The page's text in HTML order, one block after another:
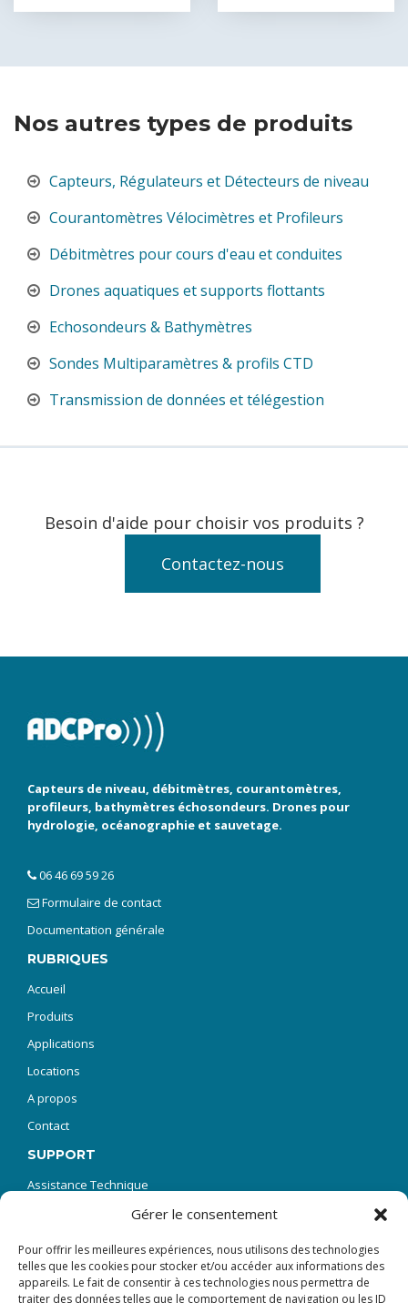
Gérer le consentement
Pour offrir les meilleures expériences, nous utilisons des technologies
telles que les cookies pour stocker et/ou accéder aux informations des
appareils. Le fait de consentir à ces technologies nous permettra de
traiter des données telles que le comportement de navigation ou les ID
Nos autres types de produits
Capteurs, Régulateurs et Détecteurs de niveau
Courantomètres Vélocimètres et Profileurs
Débitmètres pour cours d'eau et conduites
Drones aquatiques et supports flottants
Echosondeurs & Bathymètres
Sondes Multiparamètres & profils CTD
Transmission de données et télégestion
Besoin d'aide pour choisir vos produits ?
Contactez-nous
Capteurs de niveau, débitmètres, courantomètres,
profileurs, bathymètres échosondeurs. Drones pour
hydrologie, océanographie et sauvetage.
06 46 69 59 26
Formulaire de contact
Documentation générale
RUBRIQUES
Accueil
Produits
Applications
Locations
A propos
Contact
SUPPORT
Assistance Technique
FAQ – Questions fréquentes
Formation